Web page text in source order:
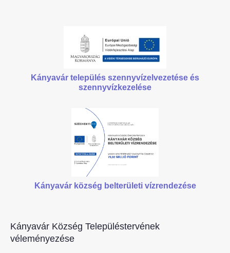
Kányavár település szennyvízelvezetése és
szennyvízkezelése
Kányavár község belterületi vízrendezése
Kányavár Község Településtervének
véleményezése